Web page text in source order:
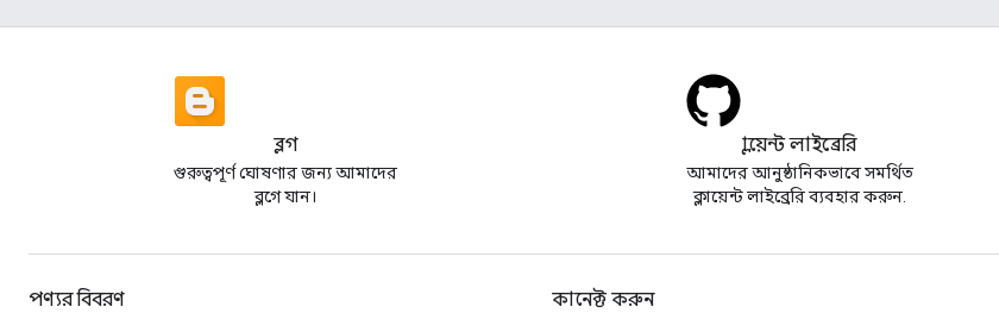
ব্লগ
গুরুত্বপূর্ণ ঘোষণার জন্য আমাদের
ব্লগে যান।
ক্লায়েন্ট লাইব্রেরি
আমাদের আনুষ্ঠানিকভাবে সমর্থিত
ক্লায়েন্ট লাইব্রেরি ব্যবহার করুন.
পণ্যর বিবরণ কানেক্ট করুন